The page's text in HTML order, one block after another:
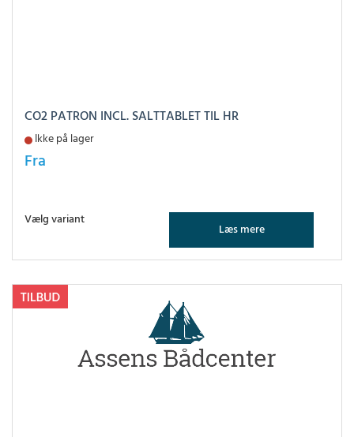
CO2 PATRON INCL. SALTTABLET TIL HR
Ikke på lager
Fra
Vælg variant
Læs mere